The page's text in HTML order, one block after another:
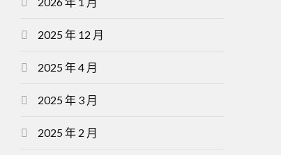
2025 年 12 月
2025 年 4 月
2025 年 3 月
2025 年 2 月